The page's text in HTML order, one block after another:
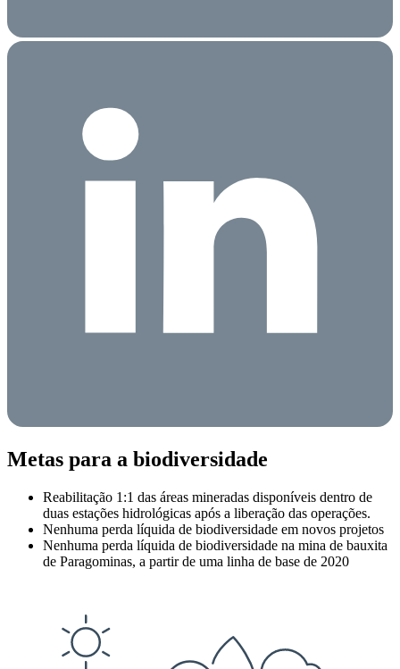
Metas para a biodiversidade
Reabilitação 1:1 das áreas mineradas disponíveis dentro de
duas estações hidrológicas após a liberação das operações.
Nenhuma perda líquida de biodiversidade em novos projetos
Nenhuma perda líquida de biodiversidade na mina de bauxita
de Paragominas, a partir de uma linha de base de 2020